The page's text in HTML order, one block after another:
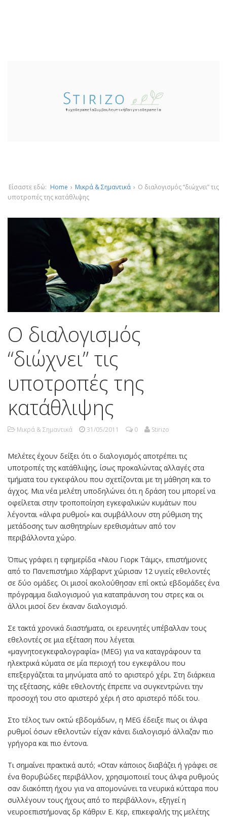
Είσαστε εδώ: Home › Μικρά & Σημαντικά › Ο διαλογισμός “διώχνει” τις
υποτροπές της κατάθλιψης
Ο διαλογισμός
“διώχνει” τις
υποτροπές της
κατάθλιψης
Μικρά & Σημαντικά 31/05/2011 0 Stirizo
Μελέτες έχουν δείξει ότι ο διαλογισμός αποτρέπει τις
υποτροπές της κατάθλιψης, ίσως προκαλώντας αλλαγές στα
τμήματα του εγκεφάλου που σχετίζονται με τη μάθηση και το
άγχος. Μια νέα μελέτη υποδηλώνει ότι η δράση του μπορεί να
οφείλεται στην τροποποίηση εγκεφαλικών κυμάτων που
λέγονται «άλφα ρυθμοί» και συμβάλλουν στη ρύθμιση της
μετάδοσης των αισθητηρίων ερεθισμάτων από τον
περιβάλλοντα χώρο.
Όπως γράφει η εφημερίδα «Νιου Γιορκ Τάιμς», επιστήμονες
από το Πανεπιστήμιο Χάρβαρντ χώρισαν 12 υγιείς εθελοντές
σε δύο ομάδες. Οι μισοί ακολούθησαν επί οκτώ εβδομάδες ένα
πρόγραμμα διαλογισμού για καταπράυνση του στρες και οι
άλλοι μισοί δεν έκαναν διαλογισμό.
Σε τακτά χρονικά διαστήματα, οι ερευνητές υπέβαλλαν τους
εθελοντές σε μια εξέταση που λέγεται
«μαγνητοεγκεφαλογραφία» (MEG) για να καταγράφουν τα
ηλεκτρικά κύματα σε μία περιοχή του εγκεφάλου που
επεξεργάζεται τα μηνύματα από το αριστερό χέρι. Στη διάρκεια
της εξέτασης, κάθε εθελοντής έπρεπε να συγκεντρώνει την
προσοχή του στο αριστερό χέρι ή στο αριστερό πόδι του.
Στο τέλος των οκτώ εβδομάδων, η MEG έδειξε πως οι άλφα
ρυθμοί όσων εθελοντών είχαν κάνει διαλογισμό άλλαζαν πιο
γρήγορα και πιο έντονα.
Τι σημαίνει πρακτικά αυτό; «Οταν κάποιος διαβάζει ή γράφει σε
ένα θορυβώδες περιβάλλον, χρησιμοποιεί τους άλφα ρυθμούς
σαν διακόπτη ήχου για να απομονώνει τα νευρικά κύτταρα που
συλλέγουν τους ήχους από το περιβάλλον», εξηγεί η
νευροεπιστήμονας δρ Κάθριν Ε. Κερ, επικεφαλής της μελέτης